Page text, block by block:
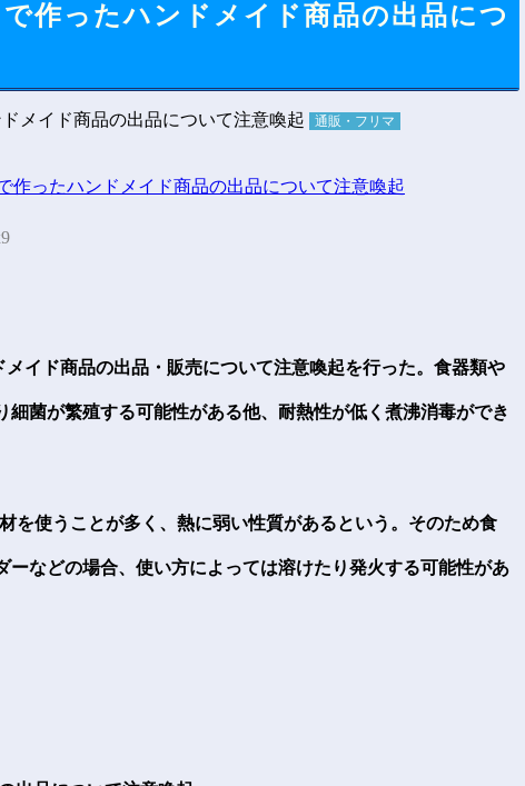
作ったハンドメイド商品の出品につ
通販・フリマ
イド商品の出品・販売について注意喚起を行った。食器類や
菌が繁殖する可能性がある他、耐熱性が低く煮沸消毒ができ
を使うことが多く、熱に弱い性質があるという。そのため食
などの場合、使い方によっては溶けたり発火する可能性があ